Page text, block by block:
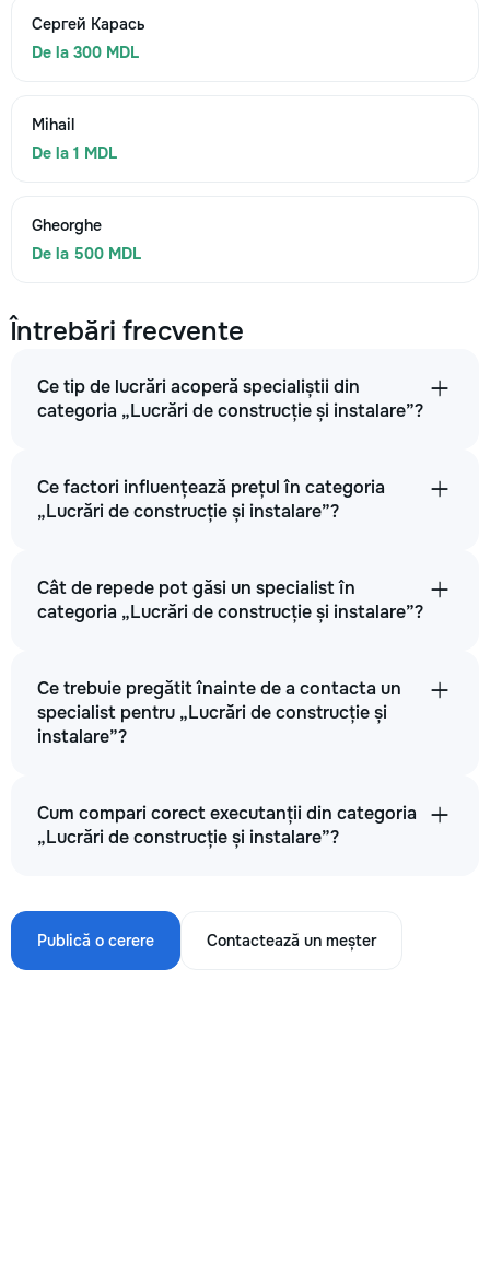
Сергей Карась
De la 300 MDL
Mihail
De la 1 MDL
Gheorghe
De la 500 MDL
Întrebări frecvente
Ce tip de lucrări acoperă specialiștii din
categoria „Lucrări de construcție și instalare”?
Ce factori influențează prețul în categoria
„Lucrări de construcție și instalare”?
Cât de repede pot găsi un specialist în
categoria „Lucrări de construcție și instalare”?
Ce trebuie pregătit înainte de a contacta un
specialist pentru „Lucrări de construcție și
instalare”?
Cum compari corect executanții din categoria
„Lucrări de construcție și instalare”?
Publică o cerere Contactează un meșter